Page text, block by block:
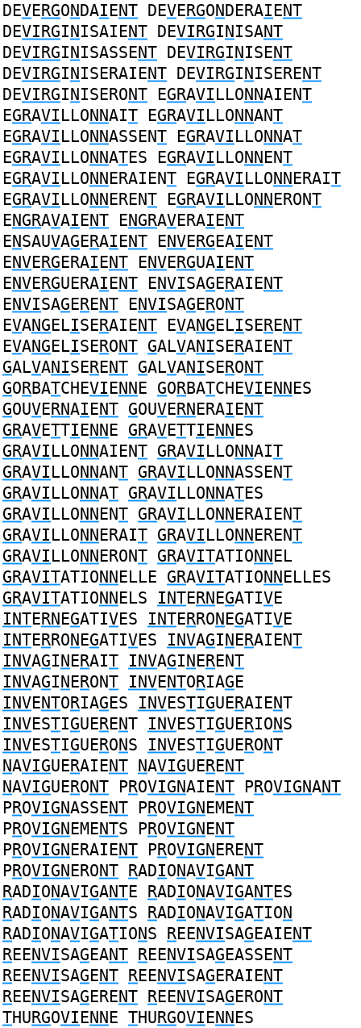
DEVERGONDAIENT DEVERGONDERAIENT
DEVIRGINISAIENT DEVIRGINISANT
DEVIRGINISASSENT DEVIRGINISENT
DEVIRGINISERAIENT DEVIRGINISERENT
DEVIRGINISERONT EGRAVILLONNAIENT
EGRAVILLONNAIT EGRAVILLONNANT
EGRAVILLONNASSENT EGRAVILLONNAT
EGRAVILLONNATES EGRAVILLONNENT
EGRAVILLONNERAIENT EGRAVILLONNERAIT
EGRAVILLONNERENT EGRAVILLONNERONT
ENGRAVAIENT ENGRAVERAIENT
ENSAUVAGERAIENT ENVERGEAIENT
ENVERGERAIENT ENVERGUAIENT
ENVERGUERAIENT ENVISAGERAIENT
ENVISAGERENT ENVISAGERONT
EVANGELISERAIENT EVANGELISERENT
EVANGELISERONT GALVANISERAIENT
GALVANISERENT GALVANISERONT
GORBATCHEVIENNE GORBATCHEVIENNES
GOUVERNAIENT GOUVERNERAIENT
GRAVETTIENNE GRAVETTIENNES
GRAVILLONNAIENT GRAVILLONNAIT
GRAVILLONNANT GRAVILLONNASSENT
GRAVILLONNAT GRAVILLONNATES
GRAVILLONNENT GRAVILLONNERAIENT
GRAVILLONNERAIT GRAVILLONNERENT
GRAVILLONNERONT GRAVITATIONNEL
GRAVITATIONNELLE GRAVITATIONNELLES
GRAVITATIONNELS INTERNEGATIVE
INTERNEGATIVES INTERRONEGATIVE
INTERRONEGATIVES INVAGINERAIENT
INVAGINERAIT INVAGINERENT
INVAGINERONT INVENTORIAGE
INVENTORIAGES INVESTIGUERAIENT
INVESTIGUERENT INVESTIGUERIONS
INVESTIGUERONS INVESTIGUERONT
NAVIGUERAIENT NAVIGUERENT
NAVIGUERONT PROVIGNAIENT PROVIGNANT
PROVIGNASSENT PROVIGNEMENT
PROVIGNEMENTS PROVIGNENT
PROVIGNERAIENT PROVIGNERENT
PROVIGNERONT RADIONAVIGANT
RADIONAVIGANTE RADIONAVIGANTES
RADIONAVIGANTS RADIONAVIGATION
RADIONAVIGATIONS REENVISAGEAIENT
REENVISAGEANT REENVISAGEASSENT
REENVISAGENT REENVISAGERAIENT
REENVISAGERENT REENVISAGERONT
THURGOVIENNE THURGOVIENNES